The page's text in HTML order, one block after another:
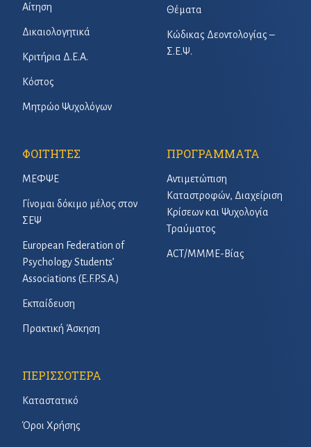
Θέματα
Κώδικας Δεοντολογίας –
Σ.Ε.Ψ.
Αίτηση
Δικαιολογητικά
Κριτήρια Δ.Ε.Α.
Κόστος
Μητρώο Ψυχολόγων
ΦΟΙΤΗΤΕΣ
ΜΕΦΨΕ
Γίνομαι δόκιμο μέλος στον
ΣΕΨ
European Federation of
Psychology Students’
Associations (E.F.P.S.A.)
Εκπαίδευση
Πρακτική Άσκηση
ΠΡΟΓΡΑΜΜΑΤΑ
Αντιμετώπιση
Καταστροφών, Διαχείριση
Κρίσεων και Ψυχολογία
Τραύματος
ACT/ΜΜΜΕ-Βίας
ΠΕΡΙΣΣΟΤΕΡΑ
Καταστατικό
Όροι Χρήσης